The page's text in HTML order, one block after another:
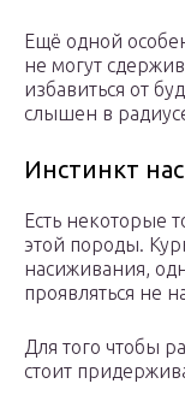
Ещё одной
не могут
избавиться от
слышен в
Инстинкт
Есть некоторые
этой породы.
насиживания,
проявляться не
Для того чтобы
стоит